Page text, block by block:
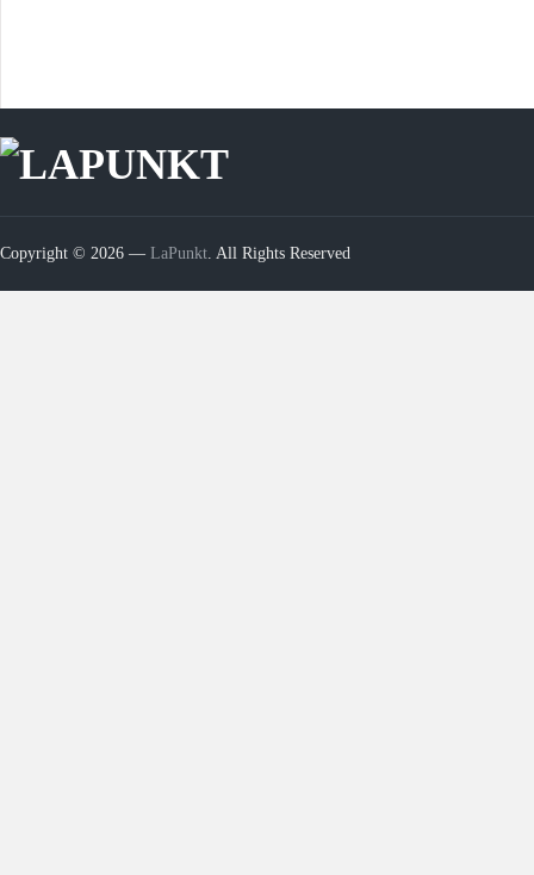
Copyright © 2026 — LaPunkt . All Rights Reserved